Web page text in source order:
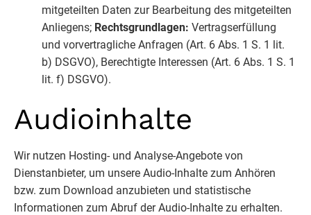
mitgeteilten Daten zur Bearbeitung des mitgeteilten
Anliegens; Rechtsgrundlagen: Vertragserfüllung
und vorvertragliche Anfragen (Art. 6 Abs. 1 S. 1 lit.
b) DSGVO), Berechtigte Interessen (Art. 6 Abs. 1 S. 1
lit. f) DSGVO).
Audioinhalte
Wir nutzen Hosting- und Analyse-Angebote von
Dienstanbieter, um unsere Audio-Inhalte zum Anhören
bzw. zum Download anzubieten und statistische
Informationen zum Abruf der Audio-Inhalte zu erhalten.